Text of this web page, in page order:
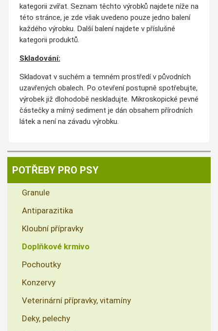
kategorii zvířat. Seznam těchto výrobků najdete níže na
této stránce, je zde však uvedeno pouze jedno balení
každého výrobku. Další balení najdete v příslušné
kategorii produktů.
Skladování:
Skladovat v suchém a temném prostředí v původních
uzavřených obalech. Po otevření postupně spotřebujte,
výrobek již dlohodobě neskladujte. Mikroskopické pevné
částečky a mírný sediment je dán obsahem přírodních
látek a není na závadu výrobku.
POTŘEBY PRO PSY
Granule
Antiparazitika
Kloubní přípravky
Doplňkové krmivo
Pochoutky
Konzervy
Veterinární přípravky, vitamíny
Deky, pelechy